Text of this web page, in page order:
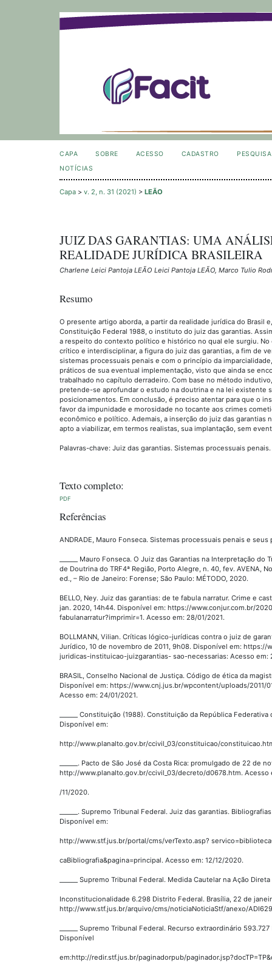
CAPA SOBRE ACESSO CADASTRO
PESQUISA
NOTÍCIAS
Capa > v. 2, n. 31 (2021) > LEÃO
JUIZ DAS GARANTIAS: UMA
REALIDADE JURÍDICA BRASILEIRA
Charlene Leici Pantoja LEÃO Leici Pantoja LEÃO, Marco Tulio
Resumo
O presente artigo aborda, a partir da realidade jurídica do Brasil
Constituição Federal 1988, o instituto do juiz das garantias.
a respeito do contexto político e histórico no qual ele surgiu.
crítico e interdisciplinar, a figura do juiz das garantias, a fim de
sistemas processuais penais e com o princípio da
práticos de sua eventual implementação, visto que ainda se
trabalhado no capítulo derradeiro. Com base no método
pretende-se aprofundar o estudo na doutrina e na lei existente
posicionamentos. Em conclusão, é preciso atentar para que o
favor da impunidade e morosidade no tocante aos crimes
econômico e político. Ademais, a inserção do juiz das garantias
apto a viabilizar, em termos realistas, sua implantação, sem
Palavras-chave: Juiz das garantias. Sistemas processuais
Texto completo:
PDF
Referências
ANDRADE, Mauro Fonseca. Sistemas processuais penais e
______ Mauro Fonseca. O Juiz das Garantias na Interpretação
de Doutrina do TRF4ª Região, Porto Alegre, n. 40, fev. AVENA,
ed., – Rio de Janeiro: Forense; São Paulo: MÉTODO, 2020.
BELLO, Ney. Juiz das garantias: de te fabula narratur. Crime e
jan. 2020, 14h44. Disponível em: https://www.conjur.com.br/
fabulanarratur?imprimir=1. Acesso em: 28/01/2021.
BOLLMANN, Vilian. Críticas lógico-jurídicas contra o juiz de
Jurídico, 10 de novembro de 2011, 9h08. Disponível em:
juridicas-instituicao-juizgarantias- sao-necessarias: Acesso em:
BRASIL, Conselho Nacional de Justiça. Código de ética da
Disponível em: https://www.cnj.jus.br/wpcontent/uploads/2011/
Acesso em: 24/01/2021.
______ Constituição (1988). Constituição da República
Disponível em:
http://www.planalto.gov.br/ccivil_03/constituicao/
______. Pacto de São José da Costa Rica: promulgado de 22 de
http://www.planalto.gov.br/ccivil_03/decreto/d0678.htm. Acesso
/11/2020.
______. Supremo Tribunal Federal. Juiz das garantias.
Disponível em:
http://www.stf.jus.br/portal/cms/verTexto.asp?
caBibliografia&pagina=principal. Acesso em: 12/12/2020.
______ Supremo Tribunal Federal. Medida Cautelar na Ação
Inconstitucionalidade 6.298 Distrito Federal. Brasília, 22 de
http://www.stf.jus.br/arquivo/cms/noticiaNoticiaStf/anexo/
______ Supremo Tribunal Federal. Recurso extraordinário
Disponível
em:http://redir.stf.jus.br/paginadorpub/